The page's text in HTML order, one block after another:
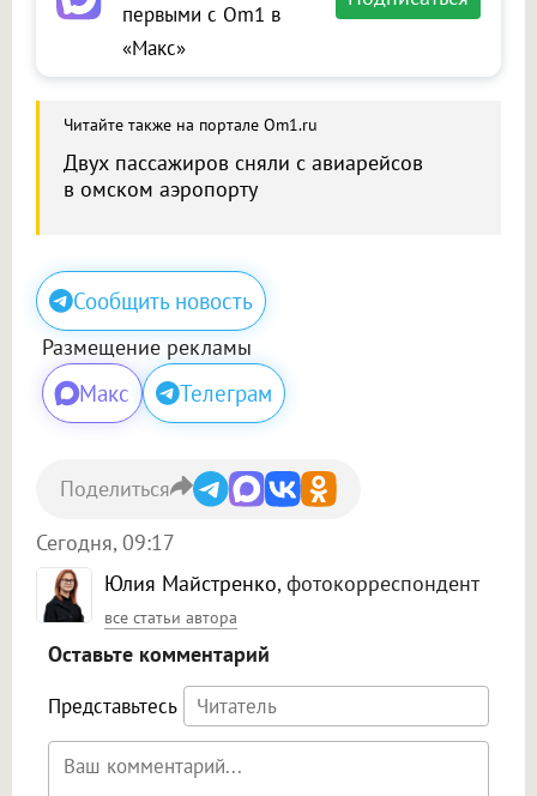
первыми с Om1 в
«Макс»
Читайте также на портале Om1.ru
Двух пассажиров сняли с авиарейсов
в омском аэропорту
Сообщить новость
Размещение рекламы
Макс Телеграм
Юлия Майстренко, фотокорреспондент
все статьи автора
Сегодня, 09:17
Поделиться
Оставьте комментарий
Представьтесь